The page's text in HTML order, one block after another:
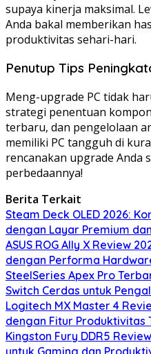
supaya kinerja maksimal.
Anda bakal memberikan
produktivitas sehari-hari.
Penutup Tips
Meng-upgrade PC tidak
strategi penentuan
terbaru, dan pengelolaan
memiliki PC tangguh di
rencanakan upgrade Anda
perbedaannya!
Berita Terkait
Steam Deck OLED 2026:
dengan Layar Premium
ASUS ROG Ally X Review
dengan Performa
SteelSeries Apex Pro
Switch Cerdas untuk
Logitech MX Master 4
dengan Fitur Produktivitas
Kingston Fury DDR5